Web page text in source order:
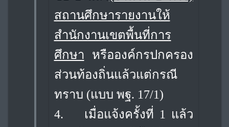
สถานศึกษารายงานให้
สำนักงานเขตพื้นที่การ
ศึกษา หรือองค์กรปกครอง
ส่วนท้องถิ่นแล้วแต่กรณี
ทราบ (แบบ พฐ. 17/1)
4.
เมื่อแจ้งครั้งที่ 1 แล้ว